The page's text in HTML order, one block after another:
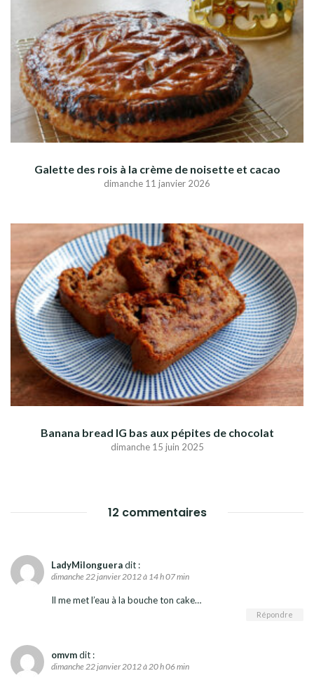
Galette des rois à la crème de noisette et cacao
dimanche 11 janvier 2026
Banana bread IG bas aux pépites de chocolat
dimanche 15 juin 2025
12 commentaires
LadyMilongueradit :
dimanche 22 janvier 2012 à 14 h 07 min
Il me met l’eau à la bouche ton cake…
Répondre
omvmdit :
dimanche 22 janvier 2012 à 20 h 06 min